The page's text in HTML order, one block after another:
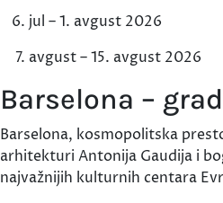
jul – 1. avgust 2026
avgust – 15. avgust 2026
Barselona –
Barselona, kosmopolitska
arhitekturi Antonija Gaudija i
najvažnijih kulturnih centara